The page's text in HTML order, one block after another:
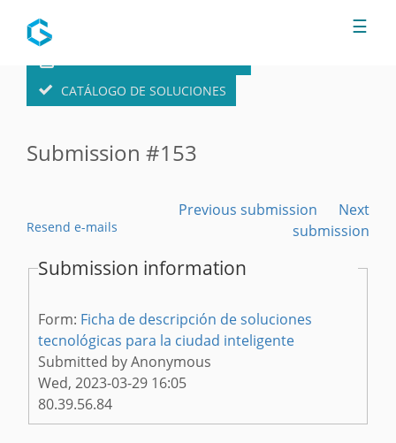
CATÁLOGO DE SOLUCIONES
Submission #153
Resend e-mails
Previous submission
Next
submission
Submission information
Form: Ficha de descripción de soluciones
tecnológicas para la ciudad inteligente
Submitted byAnonymous
Wed, 2023-03-29 16:05
80.39.56.84
☰